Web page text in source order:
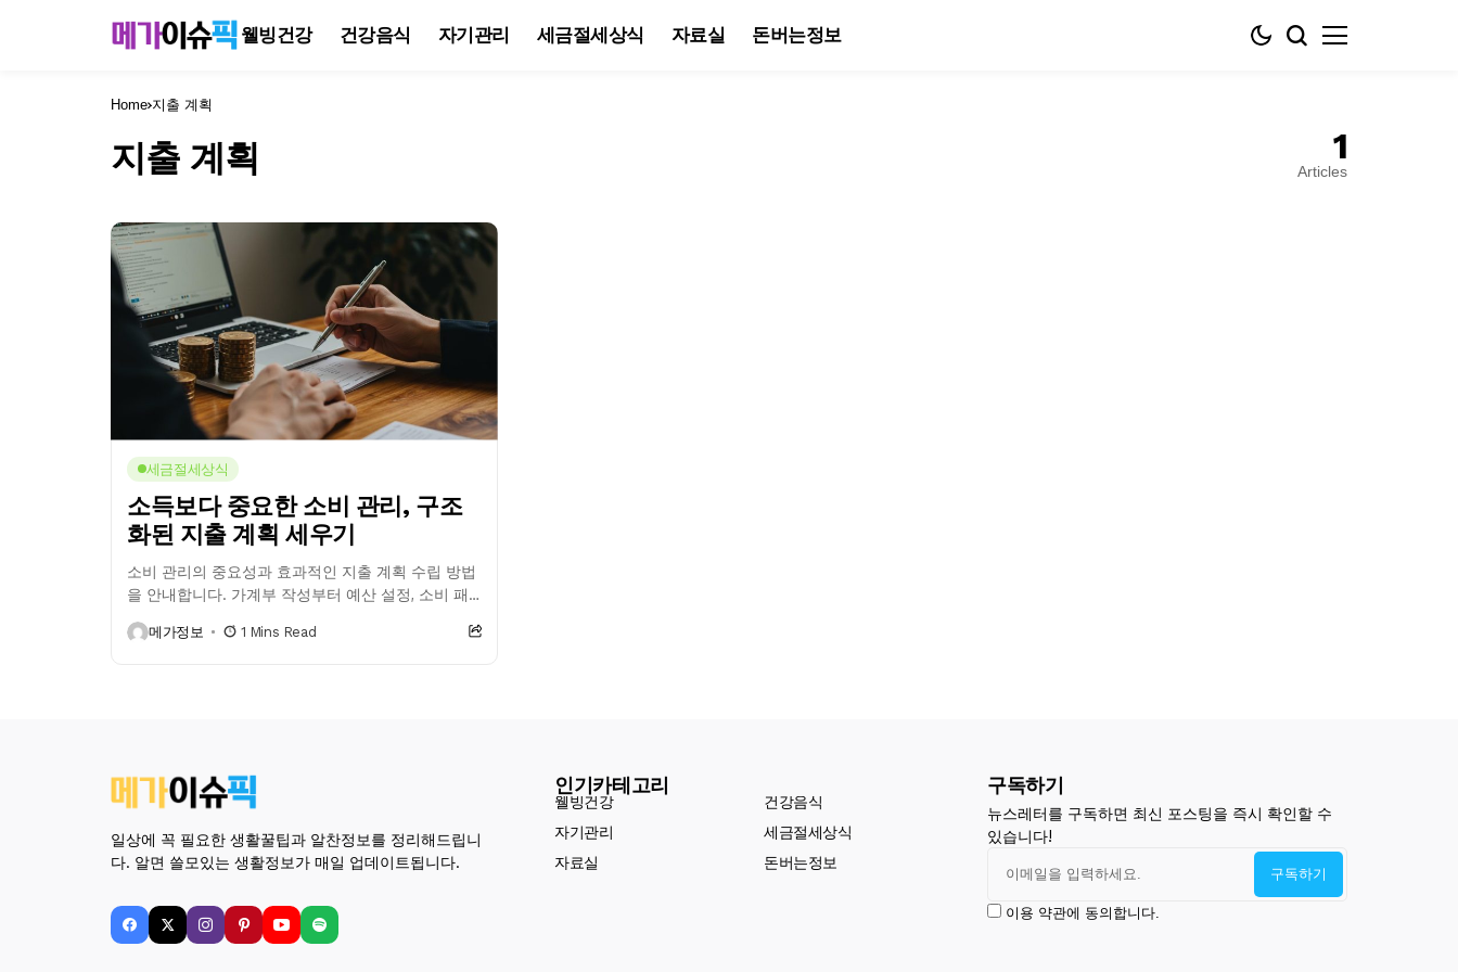
웰빙건강 건강음식 자기관리 세금절세상식 자료실 돈버는정보
Home 지출 계획
지출 계획 1
Articles
세금절세상식
소득보다 중요한 소비 관리, 구조
화된 지출 계획 세우기
소비 관리의 중요성과 효과적인 지출 계획 수립 방법
을 안내합니다. 가계부 작성부터 예산 설정, 소비 패
메가정보 1 Mins Read
일상에 꼭 필요한 생활꿀팁과 알찬정보를 정리해드립니
다. 알면 쓸모있는 생활정보가 매일 업데이트됩니다.
인기카테고리
웰빙건강
건강음식
자기관리
세금절세상식
자료실
돈버는정보
구독하기
뉴스레터를 구독하면 최신 포스팅을 즉시 확인할 수
있습니다!
이용 약관에 동의합니다.